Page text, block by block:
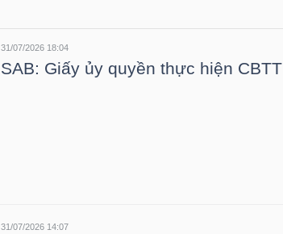
31/07/2026 18:04
SAB: Giấy ủy quyền thực hiện CBTT
31/07/2026 14:07